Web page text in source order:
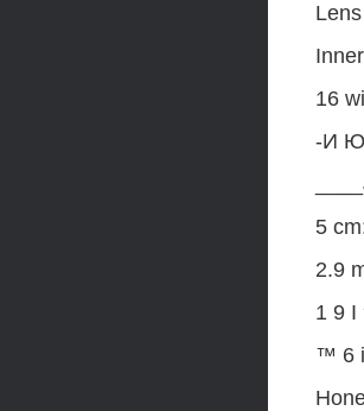
Lens
16
-И
5
2.9
1 9 I
™ 6